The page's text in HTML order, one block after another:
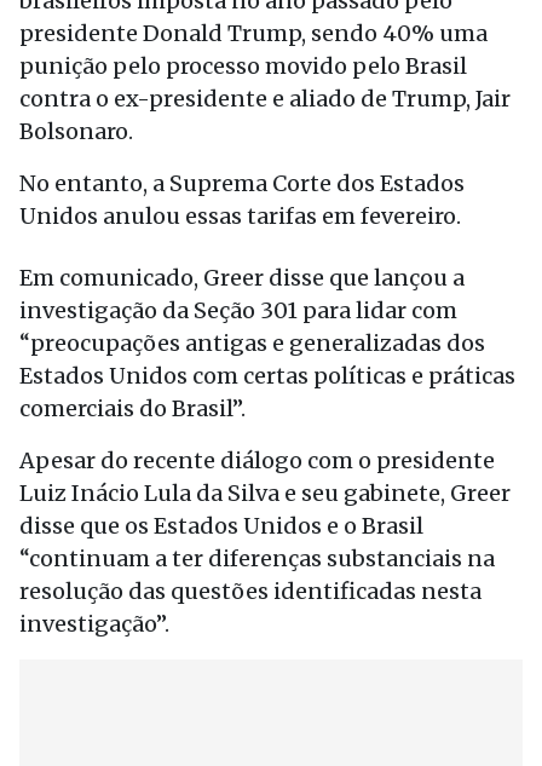
presidente Donald Trump, sendo 40% uma
punição pelo processo movido pelo Brasil
contra o ex-presidente e aliado de Trump, Jair
Bolsonaro.
No entanto, a Suprema Corte dos Estados
Unidos anulou essas tarifas em fevereiro.
Em comunicado, Greer disse que lançou a
investigação da Seção 301 para lidar com
“preocupações antigas e generalizadas dos
Estados Unidos com certas políticas e práticas
comerciais do Brasil”.
Apesar do recente diálogo com o presidente
Luiz Inácio Lula da Silva e seu gabinete, Greer
disse que os Estados Unidos e o Brasil
“continuam a ter diferenças substanciais na
resolução das questões identificadas nesta
investigação”.